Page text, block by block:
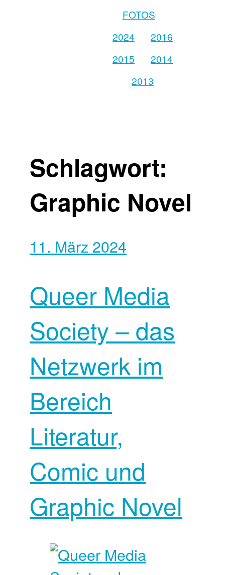
FOTOS
2024
2016
2015
2014
2013
Schlagwort:
Graphic Novel
11. März 2024
Queer Media
Society – das
Netzwerk im
Bereich
Literatur,
Comic und
Graphic Novel